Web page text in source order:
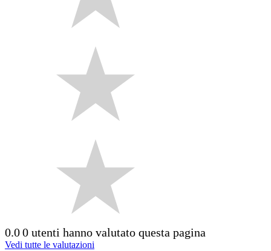
0.00 utenti hanno valutato questa pagina
Vedi tutte le valutazioni